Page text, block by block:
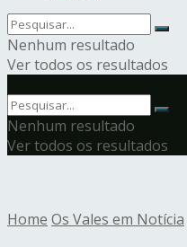
Nenhum resultado
Ver todos os resultados
Nenhum resultado
Ver todos os resultados
Home Os Vales em Notícia